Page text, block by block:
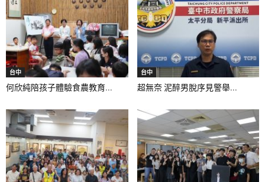
台中
何欣純陪孩子體驗食農教育...
台中
超無奈 泥醉男脫序見警舉...